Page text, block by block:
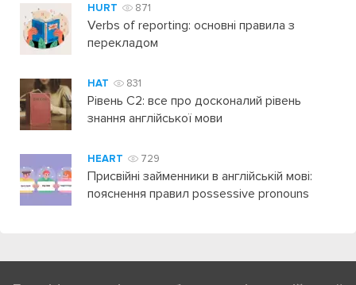
HURT 871
Verbs of reporting: основні правила з
перекладом
HAT 831
Рівень C2: все про досконалий рівень
знання англійської мови
HEART 729
Присвійні займенники в англійській мові:
пояснення правил possessive pronouns